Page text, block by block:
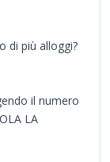
di più alloggi?
il numero
LA